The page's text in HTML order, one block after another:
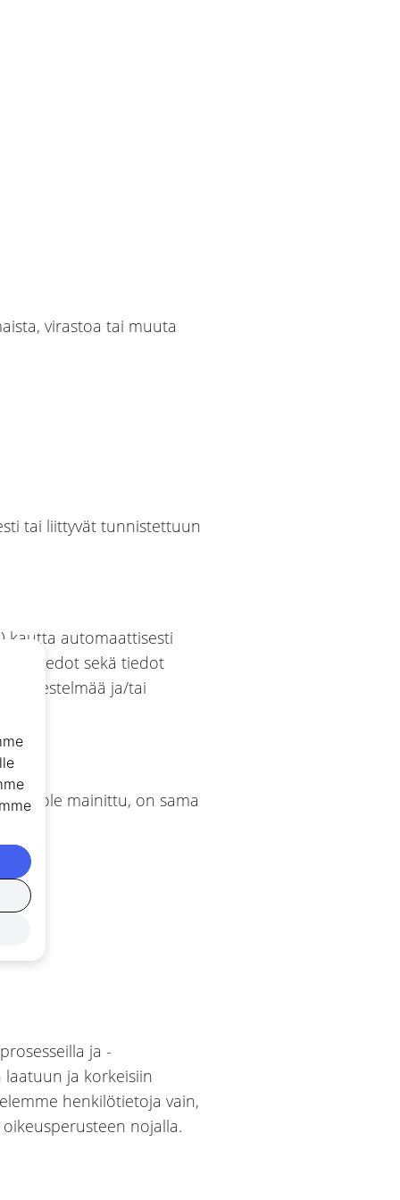
virastoa tai muuta
tai liittyvät tunnistettuun
kautta automaattisesti
aikatiedot sekä tiedot
ja/tai
ole mainittu, on sama
ja -
ja korkeisiin
henkilötietoja vain,
nojalla.